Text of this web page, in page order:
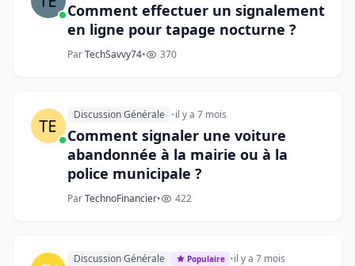
Comment effectuer un signalement
en ligne pour tapage nocturne ?
ParTechSavvy74• 370
Discussion Générale •il y a 7 mois
Comment signaler une voiture
abandonnée à la mairie ou à la
police municipale ?
ParTechnoFinancier• 422
Discussion Générale Populaire •il y a 7 mois